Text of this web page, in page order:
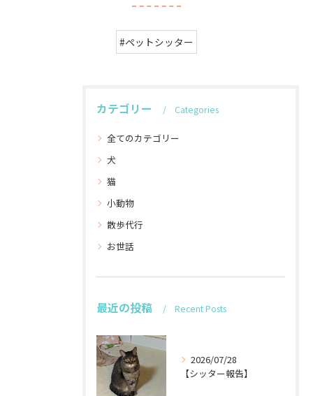
#ペットシッター
カテゴリー Categories
全てのカテゴリー
犬
猫
小動物
散歩代行
お世話
最近の投稿 Recent Posts
2026/07/28
【シッター報告】